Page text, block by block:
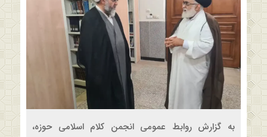
به گزارش روابط عمومی انجمن کلام اسلامی حوزه،